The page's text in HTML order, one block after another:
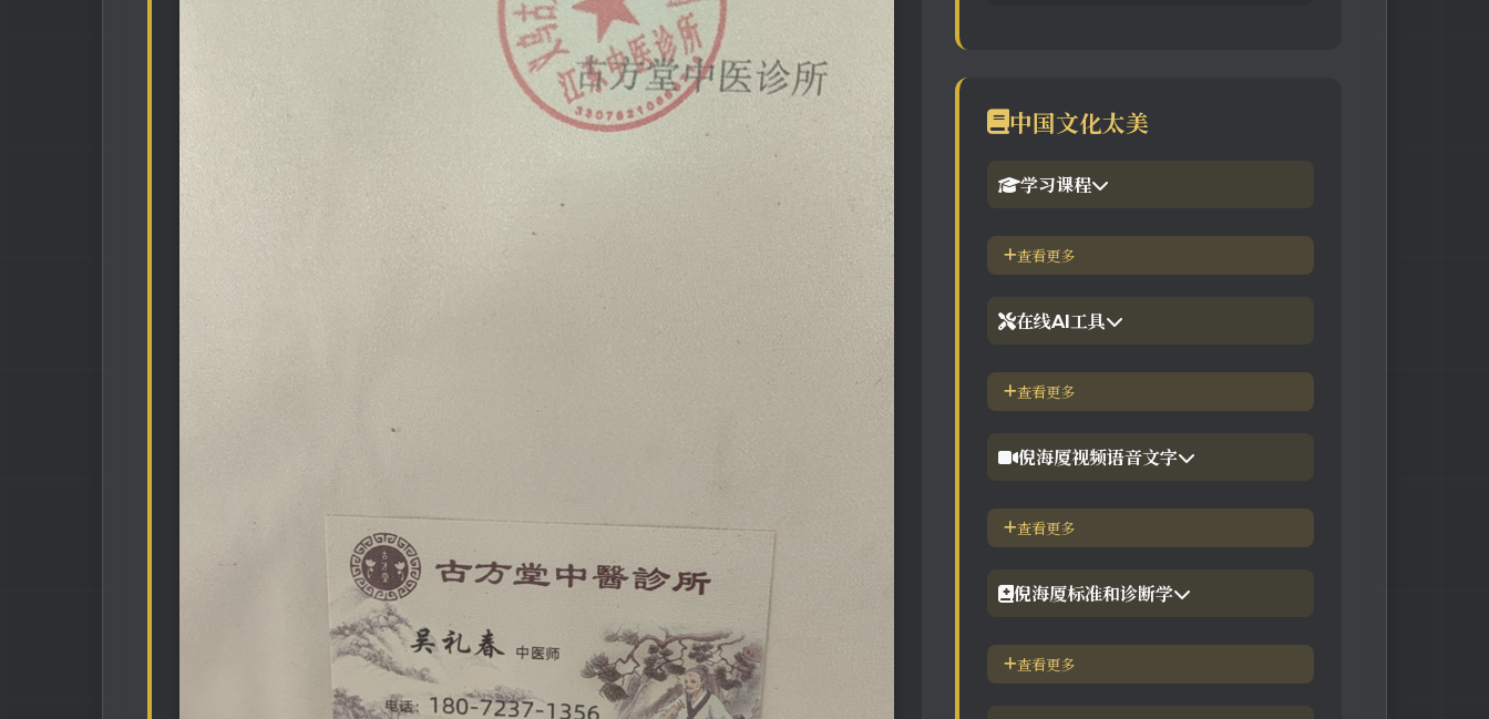
中国文化太美
学习课程
1.倪海厦官网备份版
查看更多
在线AI工具
【工具】紫微斗数命理分析
查看更多
倪海厦视频语音文字
【视频】倪海厦-针灸大成
查看更多
倪海厦标准和诊断学
倪海厦简介-传奇人生
查看更多